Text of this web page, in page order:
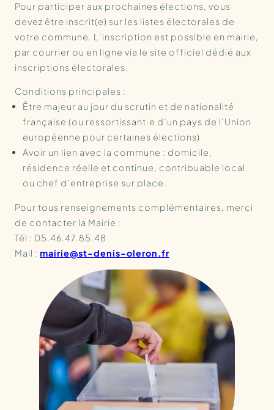
Pour participer aux prochaines élections, vous
devez être inscrit(e) sur les listes électorales de
votre commune. L’inscription est possible en mairie,
par courrier ou en ligne via le site officiel dédié aux
inscriptions électorales.​
Conditions principales :
Être majeur au jour du scrutin et de nationalité
française (ou ressortissant·e d’un pays de l’Union
européenne pour certaines élections)
Avoir un lien avec la commune : domicile,
résidence réelle et continue, contribuable local
ou chef d’entreprise sur place.​
Pour tous renseignements complémentaires, merci
de contacter la Mairie :
Tél : 05.46.47.85.48
Mail : mairie@st-denis-oleron.fr